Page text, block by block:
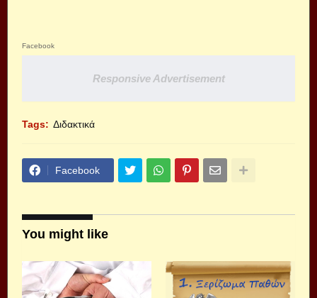
Facebook
Responsive Advertisement
Tags: Διδακτικά
Facebook
You might like